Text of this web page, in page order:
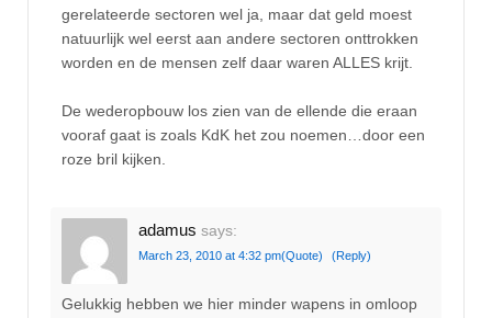
gerelateerde sectoren wel ja, maar dat geld moest
natuurlijk wel eerst aan andere sectoren onttrokken
worden en de mensen zelf daar waren ALLES krijt.
De wederopbouw los zien van de ellende die eraan
vooraf gaat is zoals KdK het zou noemen…door een
roze bril kijken.
adamus says:
March 23, 2010 at 4:32 pm(Quote) (Reply)
Gelukkig hebben we hier minder wapens in omloop